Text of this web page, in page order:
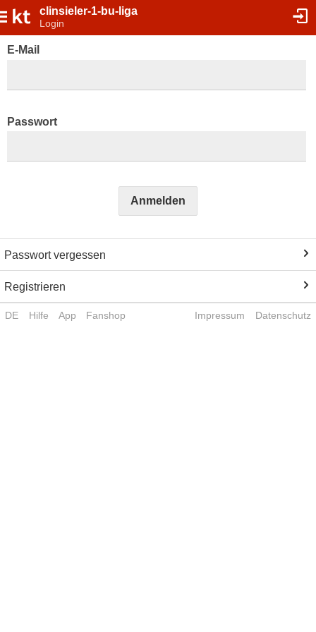
clinsieler-1-bu-liga
Login
E-Mail
Passwort
Anmelden
Passwort vergessen
Registrieren
DE Hilfe App Fanshop Impressum Datenschutz